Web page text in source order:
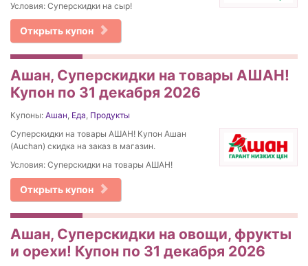
Условия: Суперскидки на сыр!
Открыть купон
Ашан, Суперскидки на товары АШАН!
Купон по 31 декабря 2026
Купоны: Ашан, Еда, Продукты
Суперскидки на товары АШАН! Купон Ашан
(Auchan) скидка на заказ в магазин.
Условия: Суперскидки на товары АШАН!
Открыть купон
Ашан, Суперскидки на овощи, фрукты
и орехи! Купон по 31 декабря 2026